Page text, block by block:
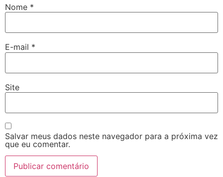
Nome *
E-mail *
Site
Salvar meus dados neste navegador para a próxima vez
que eu comentar.